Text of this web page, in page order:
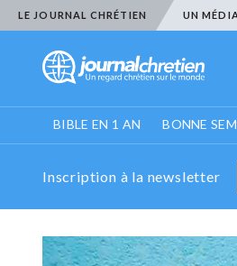
LE JOURNAL CHRÉTIEN UN
BIBLE EN 1 AN BONNE
Inscription à la newsletter